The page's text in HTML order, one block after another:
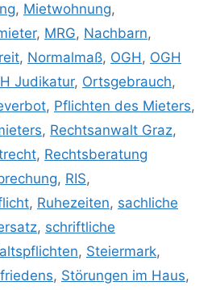
, Mietwohnung,
, MRG, Nachbarn,
, Normalmaß, OGH, OGH
Judikatur, Ortsgebrauch,
, Pflichten des Mieters,
, Rechtsanwalt Graz,
, Rechtsberatung
, RIS,
, Ruhezeiten, sachliche
, schriftliche
, Steiermark,
, Störungen im Haus,